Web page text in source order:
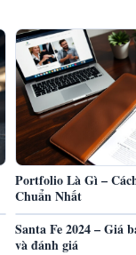
Portfolio Là Gì –
Chuẩn Nhất
Santa Fe 2024 – Giá
và đánh giá